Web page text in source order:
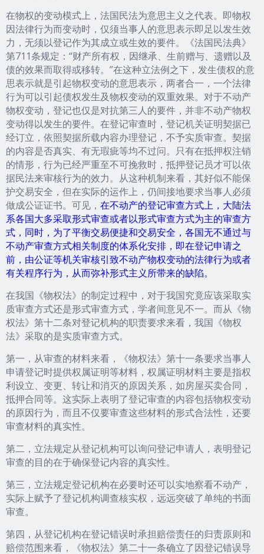
在物权的变动模式上，法国民法为意思主义之代表。即物权
因法律行为而变动时，仅须当事人的意思表示即足以发生效
力，无须以登记作为其成立或生效的要件。《法国民法典》
第711条规定：“财产所有权，因继承、生前赠与、遗赠以及
债的效果而取得或移转。”在这种立法例之下，发生债权的意
思表示就是引起物权变动的意思表示，两者合一，一个法律
行为可以引起债权发生及物权变动的双重效果。对于不动产
物权变动，登记也仅是对抗第三人的要件，并非不动产物权
变动得以发生的要件。在登记审查时，登记机关证明契据已
经订立，依照契据所载内容办理登记，不予实质审查。契据
的内容是否真实、有无瑕疵等均不过问。只有在抵押权注销
的情形，行为已经严重至不可挽救时，抵押登记员才可以依
据民法来审核行为的效力。从这种机制来看，其好似不能保
护交易安全，但在实际的运作上，仍间接地要求当事人必须
做成公证证书。可见， 在不动产的登记审查方式上，大陆法
系各国大多采取形式审查或者以形式审查方式为主的审查方
式，同时，为了平衡交易便捷和交易安全，各国无不通过与
不动产审查方式相关制度的体系化安排，即在登记申请之
前，由公证等机关审核引致不动产物权变动的法律行为或者
有关程序行为，从而弥补形式主义所带来的缺陷。
在我国《物权法》的制定过程中，对于我国究竟应该采取实
质审查方式还是形式审查方式，学者间意见不一。而从《物
权法》第十二条对登记机构的职责要求来看，我国《物权
法》采取的是实质审查方式。
第一，从审查的材料来看，《物权法》第十一条要求当事人
申请登记时提供权属证明等材料，权属证明材料主要是指权
利设立、变更、转让和消灭的原因关系，如房屋买卖合同，
抵押合同等。这实际上表明了登记审查的内容包括物权变动
的原因行为，而且不仅要审查这些材料的形式合法性，还要
审查材料的真实性。
第二，立法规定从登记机构可以询问登记申请人，表明登记
审查的目的在于确保登记内容的真实性。
第三，立法规定登记机构在必要时还可以实地察看不动产，
实际上赋予了登记机构调查核实权，远远突破了单纯的书面
审查。
第四，从登记机构在登记错误时承担赔偿责任的归责原则和
赔偿范围来看，《物权法》第二十一条确立了因登记错误导